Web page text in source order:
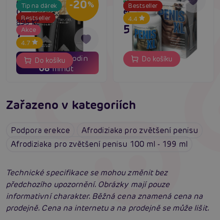
Tip na dárek
Bestseller
Akce
4.7
-20%
01 dní 15 hodin
08 minut
originální gel na penis
(Limitovaná edice)
895 Kč
716 Kč
Do košíku
Bestseller
4.4
stimulace růstu a
erekce penisu
595 Kč
Do košíku
Zařazeno v kategoriích
Podpora erekce
Afrodiziaka pro zvětšení penisu
Afrodiziaka pro zvětšení penisu 100 ml - 199 ml
Technické specifikace se mohou změnit bez
předchozího upozornění. Obrázky mají pouze
informativní charakter. Běžná cena znamená cena na
prodejně. Cena na internetu a na prodejně se může lišit.